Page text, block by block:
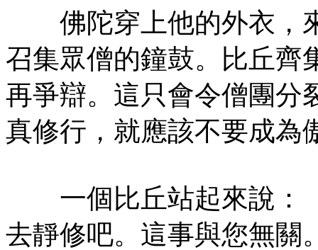
佛陀穿上他的外衣，
召集眾僧的鐘鼓。比丘齊
再爭辯。這只會令僧團分
真修行，就應該不要成為
一個比丘站起來說：
去靜修吧。這事與您無關